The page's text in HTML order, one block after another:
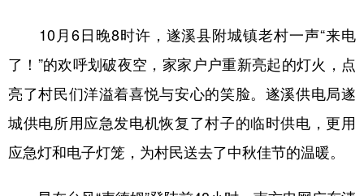
10月6日晚8时许，遂溪县附城镇老村一声“来电
了！”的欢呼划破夜空，家家户户重新亮起的灯火，点
亮了村民们洋溢着喜悦与安心的笑脸。遂溪供电局遂
城供电所用应急发电机恢复了村子的临时供电，更用
应急灯和电子灯笼，为村民送去了中秋佳节的温暖。